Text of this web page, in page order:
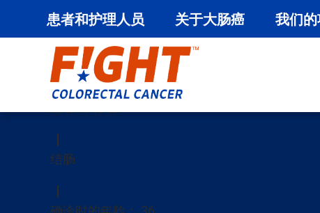
容
患者和护理人员 关于大肠癌 我们的
坦娜-布朗
结肠